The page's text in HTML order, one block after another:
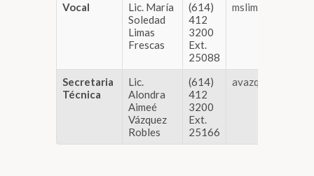
Vocal
Lic. María
Soledad
Limas
Frescas
(614)
412
3200
Ext.
25088
Secretaria
Técnica
Lic.
Alondra
Aimeé
Vázquez
Robles
(614)
412
3200
Ext.
25166